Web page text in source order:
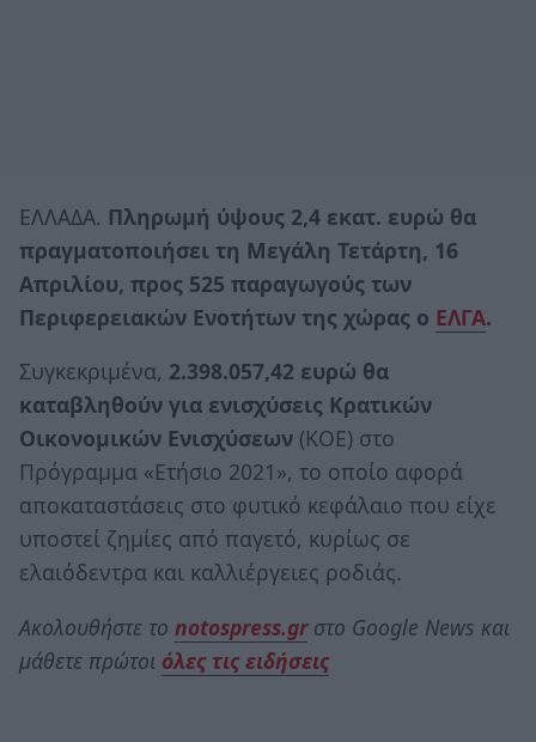
ΕΛΛΑΔΑ. Πληρωμή ύψους 2,4 εκατ. ευρώ θα
πραγματοποιήσει τη Μεγάλη Τετάρτη, 16
Απριλίου, προς 525 παραγωγούς των
Περιφερειακών Ενοτήτων της χώρας ο ΕΛΓΑ.
Συγκεκριμένα, 2.398.057,42 ευρώ θα
καταβληθούν για ενισχύσεις Κρατικών
Οικονομικών Ενισχύσεων (ΚΟΕ) στο
Πρόγραμμα «Ετήσιο 2021», το οποίο αφορά
αποκαταστάσεις στο φυτικό κεφάλαιο που είχε
υποστεί ζημίες από παγετό, κυρίως σε
ελαιόδεντρα και καλλιέργειες ροδιάς.
Ακολουθήστε το notospress.grστο Google News και
μάθετε πρώτοι όλες τις ειδήσεις